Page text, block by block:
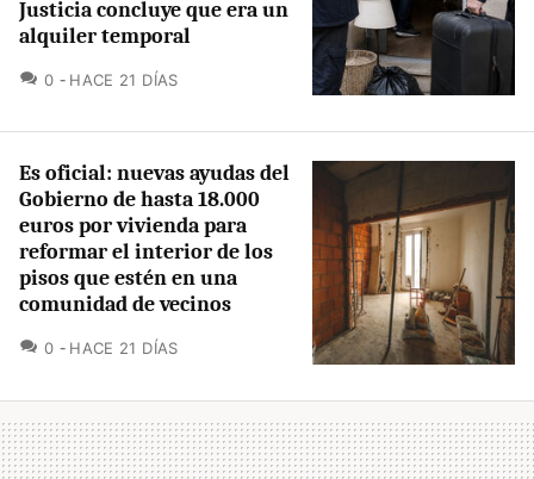
Justicia concluye que era un
alquiler temporal
0 COMENTARIOS
HACE 21 DÍAS
Es oficial: nuevas ayudas del
Gobierno de hasta 18.000
euros por vivienda para
reformar el interior de los
pisos que estén en una
comunidad de vecinos
0 COMENTARIOS
HACE 21 DÍAS